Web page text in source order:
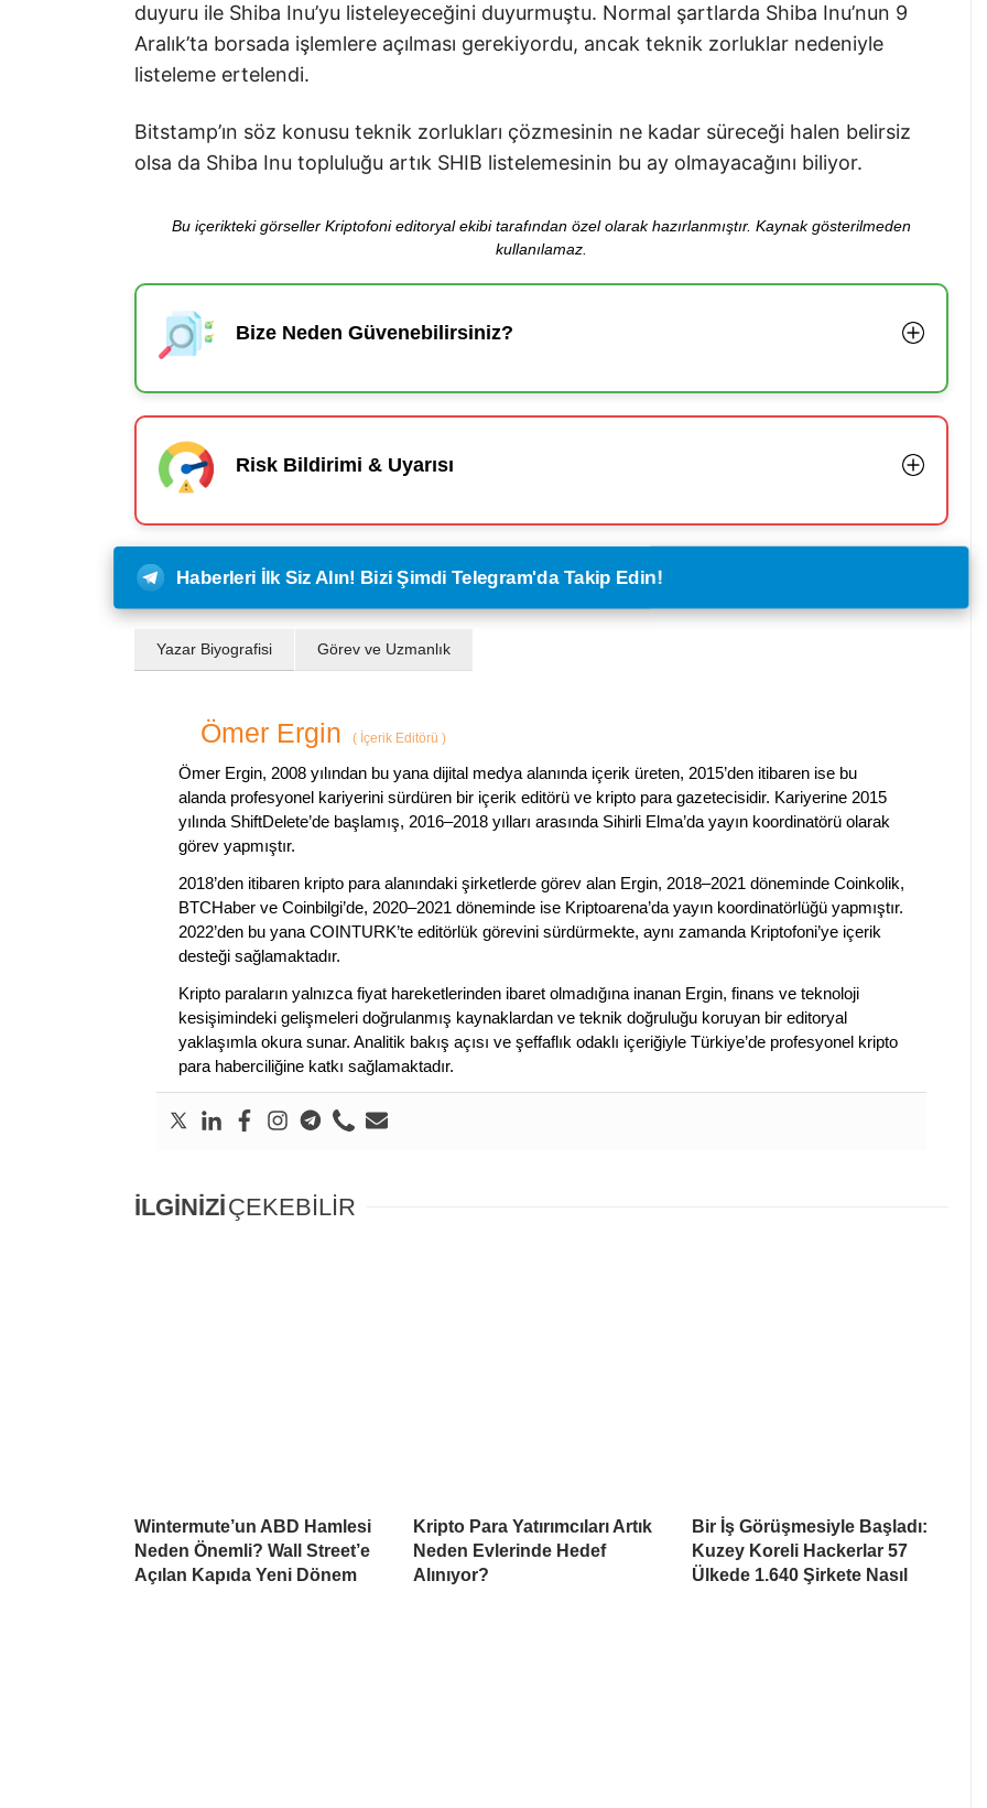
duyuru ile Shiba Inu’yu listeleyeceğini duyurmuştu. Normal şartlarda Shiba Inu’nun 9
Aralık’ta borsada işlemlere açılması gerekiyordu, ancak teknik zorluklar nedeniyle
listeleme ertelendi.
Bitstamp’ın söz konusu teknik zorlukları çözmesinin ne kadar süreceği halen belirsiz
olsa da Shiba Inu topluluğu artık SHIB listelemesinin bu ay olmayacağını biliyor.
Bu içerikteki görseller Kriptofoni editoryal ekibi tarafından özel olarak hazırlanmıştır. Kaynak gösterilmeden
kullanılamaz.
Bize Neden Güvenebilirsiniz?
Risk Bildirimi & Uyarısı
Haberleri İlk Siz Alın! Bizi Şimdi Telegram'da Takip Edin!
Yazar Biyografisi Görev ve Uzmanlık
Ömer Ergin ( İçerik Editörü )
Ömer Ergin, 2008 yılından bu yana dijital medya alanında içerik üreten, 2015’den itibaren ise bu
alanda profesyonel kariyerini sürdüren bir içerik editörü ve kripto para gazetecisidir. Kariyerine 2015
yılında ShiftDelete’de başlamış, 2016–2018 yılları arasında Sihirli Elma’da yayın koordinatörü olarak
görev yapmıştır.
2018’den itibaren kripto para alanındaki şirketlerde görev alan Ergin, 2018–2021 döneminde Coinkolik,
BTCHaber ve Coinbilgi’de, 2020–2021 döneminde ise Kriptoarena’da yayın koordinatörlüğü yapmıştır.
2022’den bu yana COINTURK’te editörlük görevini sürdürmekte, aynı zamanda Kriptofoni’ye içerik
desteği sağlamaktadır.
Kripto paraların yalnızca fiyat hareketlerinden ibaret olmadığına inanan Ergin, finans ve teknoloji
kesişimindeki gelişmeleri doğrulanmış kaynaklardan ve teknik doğruluğu koruyan bir editoryal
yaklaşımla okura sunar. Analitik bakış açısı ve şeffaflık odaklı içeriğiyle Türkiye’de profesyonel kripto
para haberciliğine katkı sağlamaktadır.
İLGİNİZİÇEKEBİLİR
Wintermute’un ABD Hamlesi
Neden Önemli? Wall Street’e
Açılan Kapıda Yeni Dönem
Kripto Para Yatırımcıları Artık
Neden Evlerinde Hedef
Alınıyor?
Bir İş Görüşmesiyle Başladı:
Kuzey Koreli Hackerlar 57
Ülkede 1.640 Şirkete Nasıl